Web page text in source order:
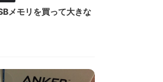
メモリを買って大きな